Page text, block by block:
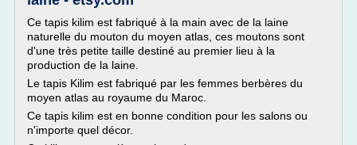
Ce tapis kilim est fabriqué à la main avec de la laine
naturelle du mouton du moyen atlas, ces moutons sont
d'une très petite taille destiné au premier lieu à la
production de la laine.
Le tapis Kilim est fabriqué par les femmes berbères du
moyen atlas au royaume du Maroc.
Ce tapis kilim est en bonne condition pour les salons ou
n'importe quel décor.